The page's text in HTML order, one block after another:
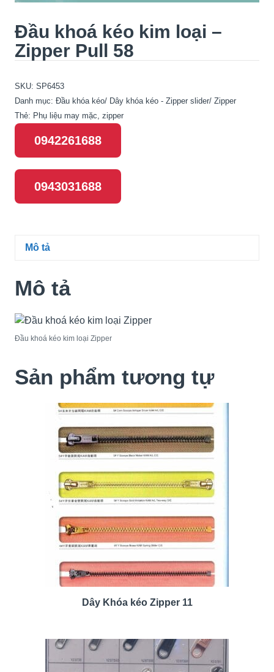
Đầu khoá kéo kim loại –
Zipper Pull 58
SKU: SP6453
Danh mục: Đầu khóa kéo/ Dây khóa kéo - Zipper slider/ Zipper
Thẻ: Phụ liệu may mặc zipper
0942261688
0943031688
Mô tả
Mô tả
Đầu khoá kéo kim loại Zipper
Sản phẩm tương tự
Dây Khóa kéo Zipper 11